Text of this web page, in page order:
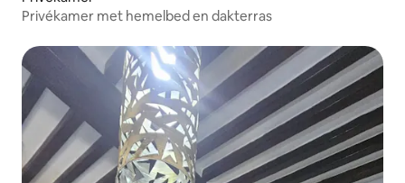
Privékamer met hemelbed en dakterras